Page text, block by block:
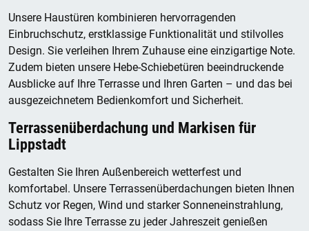
Unsere Haustüren kombinieren hervorragenden
Einbruchschutz, erstklassige Funktionalität und stilvolles
Design. Sie verleihen Ihrem Zuhause eine einzigartige Note.
Zudem bieten unsere Hebe-Schiebetüren beeindruckende
Ausblicke auf Ihre Terrasse und Ihren Garten – und das bei
ausgezeichnetem Bedienkomfort und Sicherheit.
Terrassenüberdachung und Markisen für
Lippstadt
Gestalten Sie Ihren Außenbereich wetterfest und
komfortabel. Unsere Terrassenüberdachungen bieten Ihnen
Schutz vor Regen, Wind und starker Sonneneinstrahlung,
sodass Sie Ihre Terrasse zu jeder Jahreszeit genießen